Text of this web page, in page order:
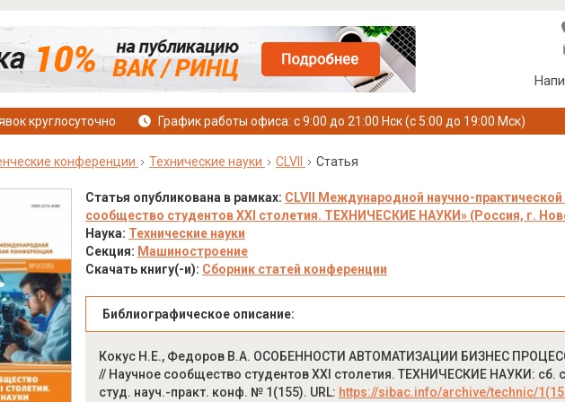
круглосуточно График работы офиса: с 9:00 до 21:00 Нск (с 5:00 до 19:00 Мск)
конференции Технические науки CLVII Статья
Статья опубликована в рамках: CLVII Международной научно-
сообщество студентов XXI столетия. ТЕХНИЧЕСКИЕ НАУКИ» (Россия, г.
Наука: Технические науки
Секция: Машиностроение
Скачать книгу(-и): Сборник статей конференции
Библиографическое описание:
Кокус Н.Е., Федоров В.А. ОСОБЕННОСТИ АВТОМАТИЗАЦИИ БИЗНЕС
// Научное сообщество студентов XXI столетия. ТЕХНИЧЕСКИЕ НАУКИ: сб.
студ. науч.-практ. конф. № 1(155). URL: https://sibac.info/archive/technic/